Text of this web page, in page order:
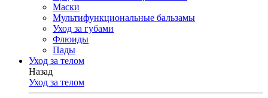
Маски
Мультифункциональные бальзамы
Уход за губами
Флюиды
Пады
Уход за телом
Назад
Уход за телом